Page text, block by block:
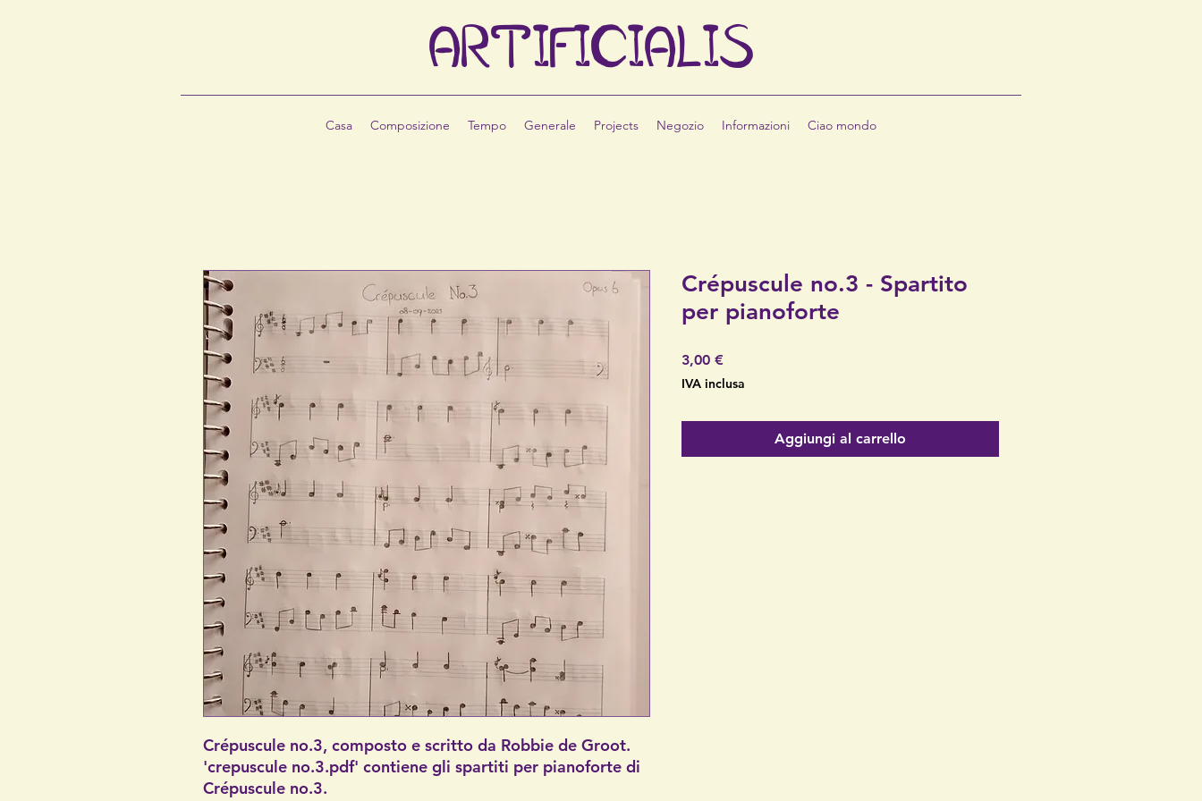
ARTIFICIALIS
Casa Composizione Tempo Generale Projects Negozio Informazioni Ciao mondo
Crépuscule no.3, composto e scritto da Robbie de Groot.
'crepuscule no.3.pdf' contiene gli spartiti per pianoforte di
Crépuscule no.3.
Crépuscule no.3 - Spartito
per pianoforte
3,00 €
IVA inclusa
Aggiungi al carrello